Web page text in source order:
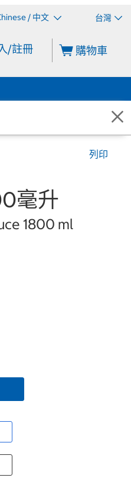
/ 中文 台灣
/註冊 購物車
列印
毫升
1800 ml